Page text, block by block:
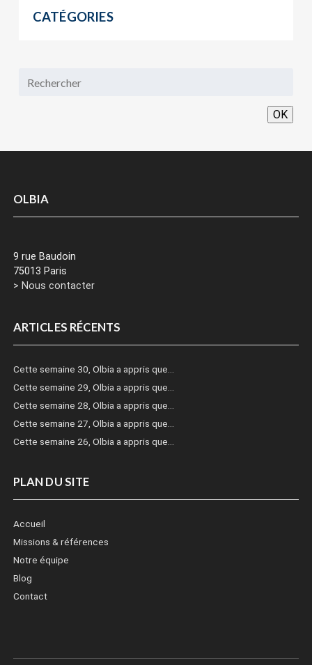
CATÉGORIES
OK
OLBIA
9 rue Baudoin
75013 Paris
> Nous contacter
ARTICLES RÉCENTS
Cette semaine 30, Olbia a appris que…
Cette semaine 29, Olbia a appris que…
Cette semaine 28, Olbia a appris que…
Cette semaine 27, Olbia a appris que…
Cette semaine 26, Olbia a appris que…
PLAN DU SITE
Accueil
Missions & références
Notre équipe
Blog
Contact